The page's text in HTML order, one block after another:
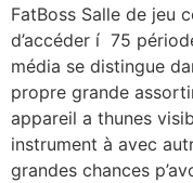
FatBoss Salle de jeu
d’accéder í 75
média se distingue
propre grande
appareil a thunes
instrument à avec
grandes chances